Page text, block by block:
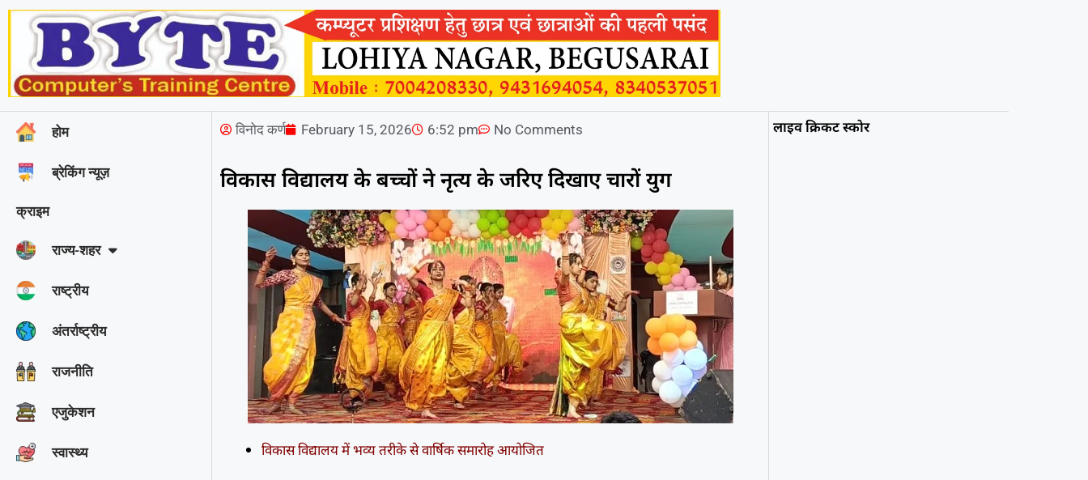
होम
ब्रेकिंग न्यूज़
क्राइम
राज्‍य-शहर
राष्ट्रीय
अंतर्राष्ट्रीय
राजनीति
एजुकेशन
स्वास्थ्य
विनोद कर्ण February 15, 2026 6:52 pm No Comments
विकास विद्यालय के बच्चों ने नृत्य के जरिए दिखाए चारों युग
विकास विद्यालय में भव्य तरीके से वार्षिक समारोह आयोजित
लाइव क्रिकट स्कोर